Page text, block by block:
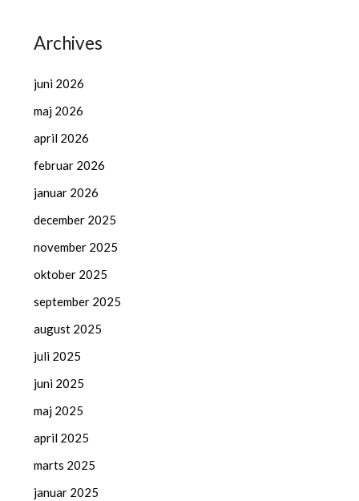
Archives
juni 2026
maj 2026
april 2026
februar 2026
januar 2026
december 2025
november 2025
oktober 2025
september 2025
august 2025
juli 2025
juni 2025
maj 2025
april 2025
marts 2025
januar 2025